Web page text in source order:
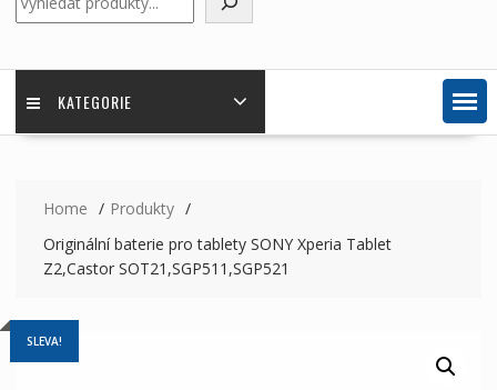
KATEGORIE
Home
Produkty
Originální baterie pro tablety SONY Xperia Tablet
Z2,Castor SOT21,SGP511,SGP521
SLEVA!